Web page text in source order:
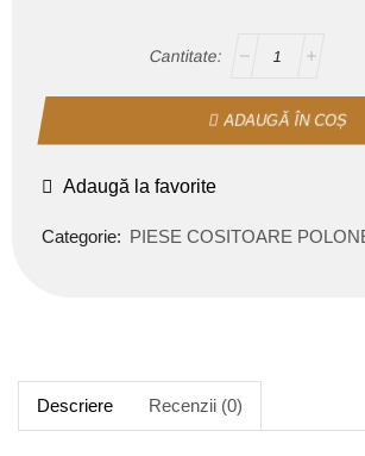
ADAUGĂ ÎN COȘ
Adaugă la favorite
Categorie: PIESE COSITOARE
Descriere Recenzii (0)